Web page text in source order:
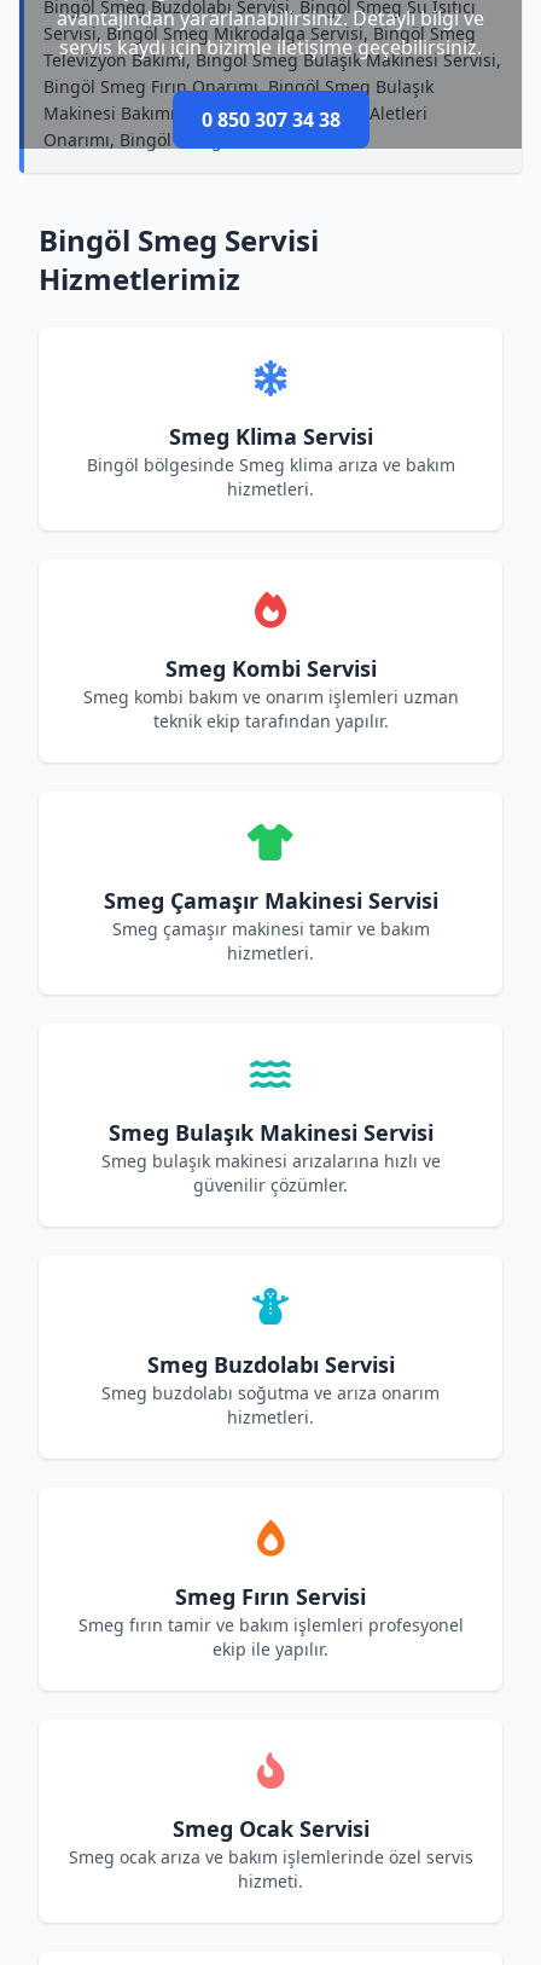
avantajından yararlanabilirsiniz. Detaylı bilgi ve
servis kaydı için bizimle iletişime geçebilirsiniz.
0 850 307 34 38
Bingöl Smeg Buzdolabı Servisi, Bingöl Smeg Su Isıtıcı
Servisi, Bingöl Smeg Mikrodalga Servisi, Bingöl Smeg
Televizyon Bakımı, Bingöl Smeg Bulaşık Makinesi Servisi,
Bingöl Smeg Fırın Onarımı, Bingöl Smeg Bulaşık
Makinesi Bakımı, Bingöl Smeg Küçük Ev Aletleri
Onarımı, Bingöl Smeg Kombi Tamircisi
Bingöl Smeg Servisi
Hizmetlerimiz
Smeg Klima Servisi
Bingöl bölgesinde Smeg klima arıza ve bakım
hizmetleri.
Smeg Kombi Servisi
Smeg kombi bakım ve onarım işlemleri uzman
teknik ekip tarafından yapılır.
Smeg Çamaşır Makinesi Servisi
Smeg çamaşır makinesi tamir ve bakım
hizmetleri.
Smeg Bulaşık Makinesi Servisi
Smeg bulaşık makinesi arızalarına hızlı ve
güvenilir çözümler.
Smeg Buzdolabı Servisi
Smeg buzdolabı soğutma ve arıza onarım
hizmetleri.
Smeg Fırın Servisi
Smeg fırın tamir ve bakım işlemleri profesyonel
ekip ile yapılır.
Smeg Ocak Servisi
Smeg ocak arıza ve bakım işlemlerinde özel servis
hizmeti.